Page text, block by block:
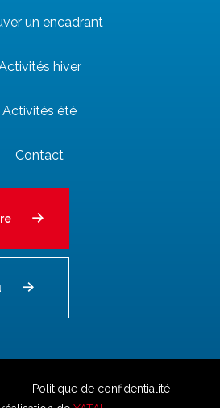
un encadrant
hiver
Activités été
Contact
Politique de confidentialité